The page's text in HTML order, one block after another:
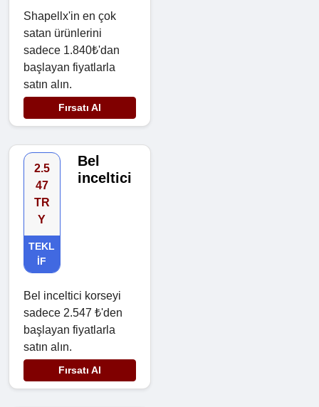
Shapellx'in en çok
satan ürünlerini
sadece 1.840₺'dan
başlayan fiyatlarla
satın alın.
Fırsatı Al
2.5
47
TR
Y
TEKL
IF
Bel
inceltici
Bel inceltici korseyi
sadece 2.547 ₺'den
başlayan fiyatlarla
satın alın.
Fırsatı Al